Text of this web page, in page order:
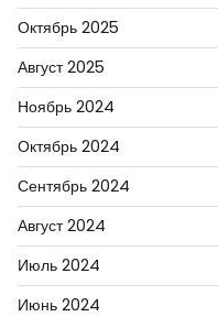
Октябрь 2025
Август 2025
Ноябрь 2024
Октябрь 2024
Сентябрь 2024
Август 2024
Июль 2024
Июнь 2024